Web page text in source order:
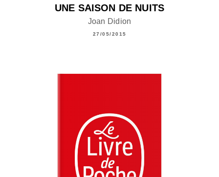
UNE SAISON DE NUITS
Joan Didion
27/05/2015